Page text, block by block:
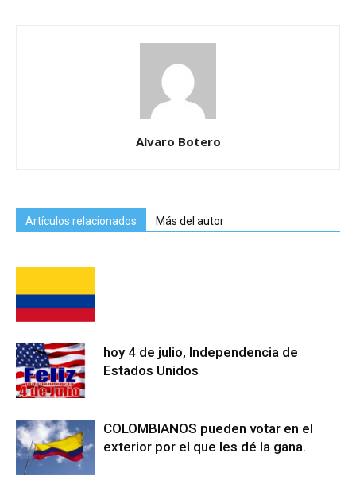
Alvaro Botero
Artículos relacionados Más del autor
hoy 4 de julio, Independencia de
Estados Unidos
COLOMBIANOS pueden votar en el
exterior por el que les dé la gana.